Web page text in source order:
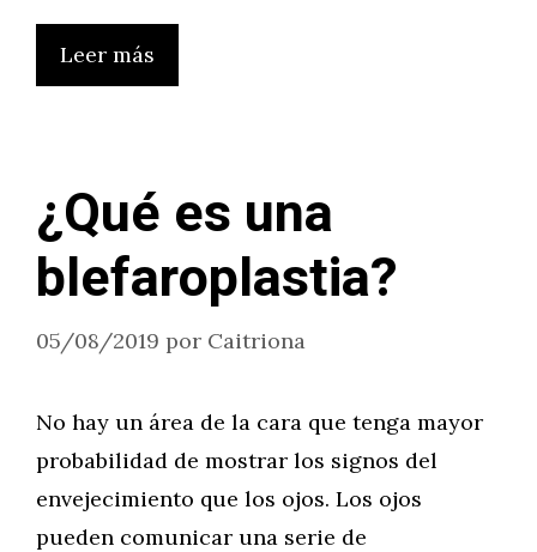
Leer más
¿Qué es una
blefaroplastia?
05/08/2019 por Caitriona
No hay un área de la cara que tenga mayor
probabilidad de mostrar los signos del
envejecimiento que los ojos. Los ojos
pueden comunicar una serie de